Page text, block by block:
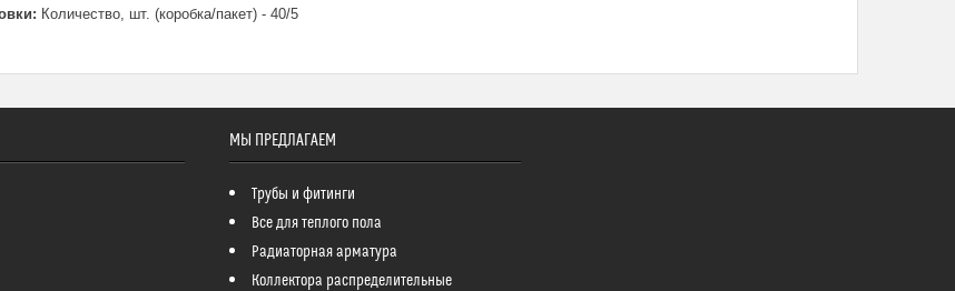
Количество, шт. (коробка/пакет) - 40/5
МЫ ПРЕДЛАГАЕМ
Трубы и фитинги
Все для теплого пола
Радиаторная арматура
Коллектора распределительные